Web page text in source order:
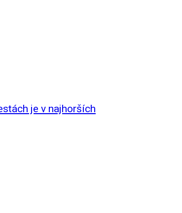
je v najhorších